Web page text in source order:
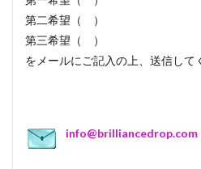
第二希望（ ）
第三希望（ ）
をメールにご記入の上、送信して
info@brilliancedrop.com